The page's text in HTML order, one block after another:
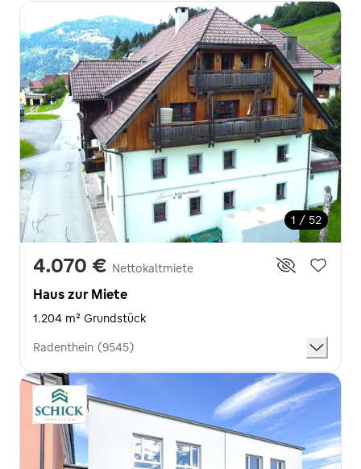
1 / 52
4.070 € Nettokaltmiete
Haus zur Miete
1.204 m² Grundstück
Radenthein (9545)